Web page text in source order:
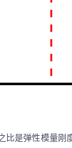
比是弹性模量刚